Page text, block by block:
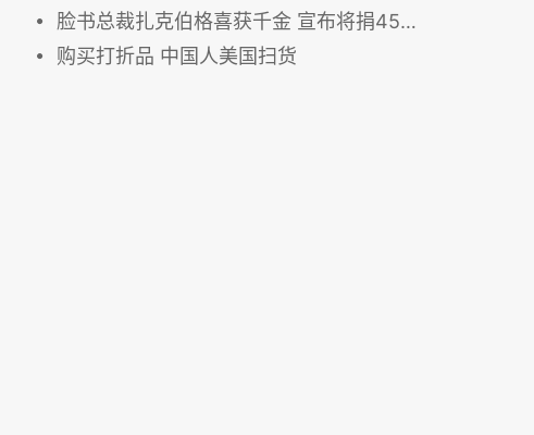
脸书总裁扎克伯格喜获千金 宣布将捐450亿美元股份
购买打折品 中国人美国扫货